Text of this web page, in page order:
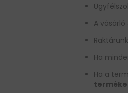
A vásárló
Raktárunk
Ha
Ha a